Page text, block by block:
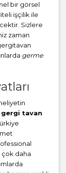
bir görsel
işçilik ile
Sizlere
zaman
germe
gergi tavan
çok daha